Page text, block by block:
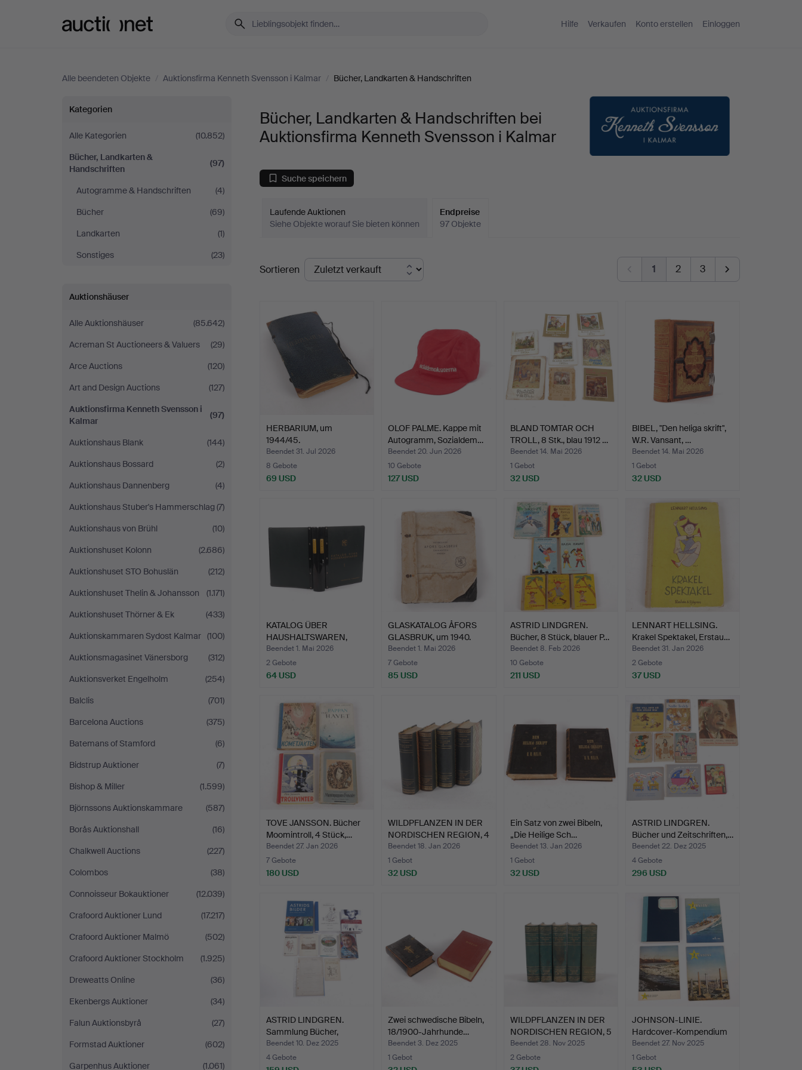
Hilfe Verkaufen Konto erstellen Einloggen
Alle beendeten Objekte / Auktionsfirma Kenneth Svensson i Kalmar / Bücher, Landkarten & Handschriften
Bücher,
Landkarten
&
Handschriften
bei
Auktionsfirma
Kalmar
Kategorien
Alle Kategorien
(10.852)
Bücher, Landkarten &
Handschriften
(97)
Autogramme & Handschriften
(4)
Bücher
(69)
Landkarten
(1)
Sonstiges
(23)
Auktionshäuser
Alle Auktionshäuser
(85.642)
Acreman St Auctioneers & Valuers
(29)
Arce Auctions
(120)
Art and Design Auctions
(127)
Auktionsfirma Kenneth Svensson i
Kalmar
(97)
Auktionshaus Blank
(144)
Auktionshaus Bossard
(2)
Auktionshaus Dannenberg
(4)
Auktionshaus Stuber's Hammerschlag(7)
Auktionshaus von Brühl
(10)
Auktionshuset Kolonn
(2.686)
Auktionshuset STO Bohuslän
(212)
Auktionshuset Thelin & Johansson
(1.171)
Auktionshuset Thörner & Ek
(433)
Auktionskammaren Sydost Kalmar (100)
Auktionsmagasinet Vänersborg
(312)
Auktionsverket Engelholm
(254)
Balclis
(701)
Barcelona Auctions
(375)
Batemans of Stamford
(6)
Bidstrup Auktioner
(7)
Bishop & Miller
(1.599)
Björnssons Auktionskammare
(587)
Borås Auktionshall
(16)
Chalkwell Auctions
(227)
Colombos
(38)
Connoisseur Bokauktioner
(12.039)
Crafoord Auktioner Lund
(17.217)
Crafoord Auktioner Malmö
(502)
Crafoord Auktioner Stockholm
(1.925)
Dreweatts Online
(36)
Ekenbergs Auktioner
(34)
Falun Auktionsbyrå
(27)
Formstad Auktioner
(602)
Garpenhus Auktioner
(1.061)
Bücher, Landkarten & Handschriften bei
Auktionsfirma Kenneth Svensson i Kalmar
Suche speichern
Laufende Auktionen
Siehe Objekte worauf Sie bieten können
Endpreise
97 Objekte
Endpreise
Sortieren 1 2 3
HERBARIUM, um
1944/45.
Beendet 31. Jul 2026
8 Gebote
69 USD
OLOF PALME. Kappe mit
Autogramm, Sozialdem…
Beendet 20. Jun 2026
10 Gebote
127 USD
BLAND TOMTAR OCH
TROLL, 8 Stk., blau 1912 …
Beendet 14. Mai 2026
1 Gebot
32 USD
BIBEL, "Den heliga skrift",
W.R. Vansant, …
Beendet 14. Mai 2026
1 Gebot
32 USD
KATALOG ÜBER
HAUSHALTSWAREN,
Ordner KF, u.…
Beendet 1. Mai 2026
2 Gebote
64 USD
GLASKATALOG ÅFORS
GLASBRUK, um 1940.
Beendet 1. Mai 2026
7 Gebote
85 USD
ASTRID LINDGREN.
Bücher, 8 Stück, blauer P…
Beendet 8. Feb 2026
10 Gebote
211 USD
LENNART HELLSING.
Krakel Spektakel, Erstau…
Beendet 31. Jan 2026
2 Gebote
37 USD
TOVE JANSSON. Bücher
Moomintroll, 4 Stück,…
Beendet 27. Jan 2026
7 Gebote
180 USD
WILDPFLANZEN IN DER
NORDISCHEN REGION, 4
B…
Beendet 18. Jan 2026
1 Gebot
32 USD
Ein Satz von zwei Bibeln,
„Die Heilige Sch…
Beendet 13. Jan 2026
1 Gebot
32 USD
ASTRID LINDGREN.
Bücher und Zeitschriften,…
Beendet 22. Dez 2025
4 Gebote
296 USD
ASTRID LINDGREN.
Sammlung Bücher,
Manuskri…
Beendet 10. Dez 2025
4 Gebote
Zwei schwedische Bibeln,
18/1900-Jahrhunde…
Beendet 3. Dez 2025
1 Gebot
WILDPFLANZEN IN DER
NORDISCHEN REGION, 5
B…
Beendet 28. Nov 2025
2 Gebote
JOHNSON-LINIE.
Hardcover-Kompendium
und Ze…
Beendet 27. Nov 2025
1 Gebot